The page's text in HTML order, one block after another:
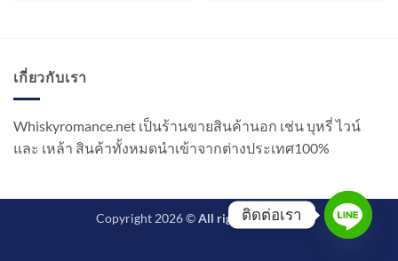
เกี่ยวกับเรา
Whiskyromance.net เป็นร้านขายสินค้านอก เช่น บุหรี่ ไวน์
และ เหล้า สินค้าทั้งหมดนำเข้าจากต่างประเทศ100%
Copyright 2026 ©All rights reserved.
ติดต่อเรา